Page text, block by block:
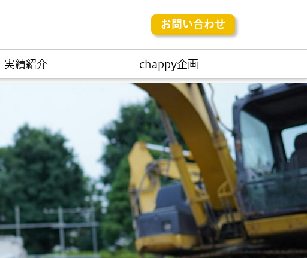
お問い合わせ
実績紹介 chappy企画